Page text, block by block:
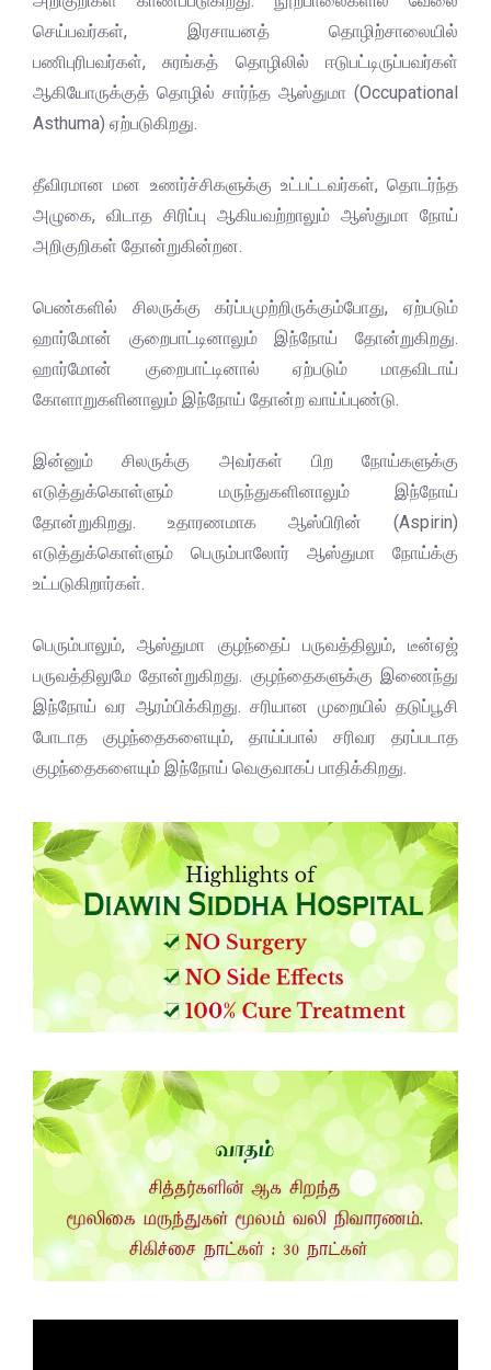
செய்பவர்கள், இரசாயனத் தொழிற்சாலையில்
பணிபுரிபவர்கள், சுரங்கத் தொழிலில் ஈடுபட்டிருப்பவர்கள்
ஆகியோருக்குத் தொழில் சார்ந்த ஆஸ்துமா (Occupational
Asthuma) ஏற்படுகிறது.
தீவிரமான மன உணர்ச்சிகளுக்கு உட்பட்டவர்கள், தொடர்ந்த
அழுகை, விடாத சிரிப்பு ஆகியவற்றாலும் ஆஸ்துமா நோய்
அறிகுறிகள் தோன்றுகின்றன.
பெண்களில் சிலருக்கு கர்ப்பமுற்றிருக்கும்போது, ஏற்படும்
ஹார்மோன் குறைபாட்டினாலும் இந்நோய் தோன்றுகிறது.
ஹார்மோன் குறைபாட்டினால் ஏற்படும் மாதவிடாய்
கோளாறுகளினாலும் இந்நோய் தோன்ற வாய்ப்புண்டு.
இன்னும் சிலருக்கு அவர்கள் பிற நோய்களுக்கு
எடுத்துக்கொள்ளும் மருந்துகளினாலும் இந்நோய்
தோன்றுகிறது. உதாரணமாக ஆஸ்பிரின் (Aspirin)
எடுத்துக்கொள்ளும் பெரும்பாலோர் ஆஸ்துமா நோய்க்கு
உட்படுகிறார்கள்.
பெரும்பாலும், ஆஸ்துமா குழந்தைப் பருவத்திலும், டீன்ஏஜ்
பருவத்திலுமே தோன்றுகிறது. குழந்தைகளுக்கு இணைந்து
இந்நோய் வர ஆரம்பிக்கிறது. சரியான முறையில் தடுப்பூசி
போடாத குழந்தைகளையும், தாய்ப்பால் சரிவர தரப்படாத
குழந்தைகளையும் இந்நோய் வெகுவாகப் பாதிக்கிறது.